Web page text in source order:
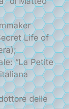
Life of
“La Petite
delle